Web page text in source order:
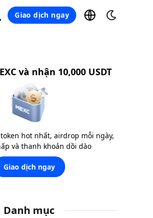
Giao dịch ngay
và nhận 10,000 USDT
hot nhất, airdrop mỗi ngày,
và thanh khoản dồi dào
Giao dịch ngay
Danh mục